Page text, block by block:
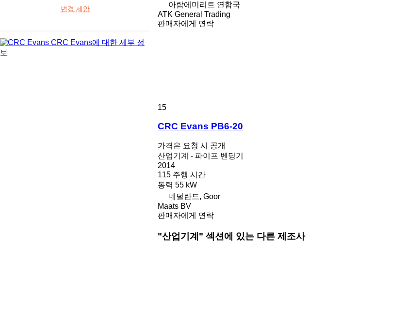
변경 제안
CRC Evans에 대한 세부 정
보
아랍에미리트 연합국
ATK General Trading
판매자에게 연락
15
CRC Evans PB6-20
가격은 요청 시 공개
산업기계 - 파이프 벤딩기
2014
115 주행 시간
동력 55 kW
네덜란드, Goor
Maats BV
판매자에게 연락
"산업기계" 섹션에 있는 다른 제조사